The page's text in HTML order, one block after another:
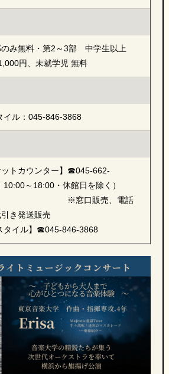
み無料・第2～3部 中学生以上
円、未就学児 無料
イル：045-846-3868
ットカウンター】☎045-662-
～18:00・休館日を除く）
販売、電話
き発送販売
タイル】☎045-846-3868